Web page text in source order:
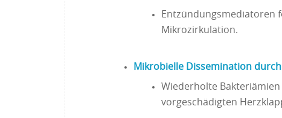
Entzündungsmediatoren
Mikrozirkulation.
Mikrobielle Dissemination
Wiederholte
vorgeschädigten